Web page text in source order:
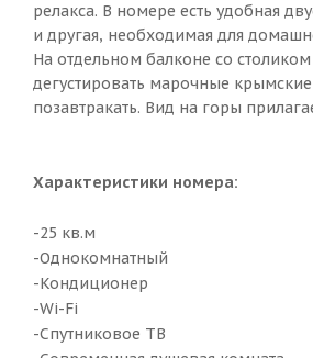
релакса. В номере есть удобная
и другая, необходимая для
На отдельном балконе со
дегустировать марочные
позавтракать. Вид на горы
Характеристики номера:
-25 кв.м
-Однокомнатный
-Кондиционер
-Wi-Fi
-Спутниковое ТВ